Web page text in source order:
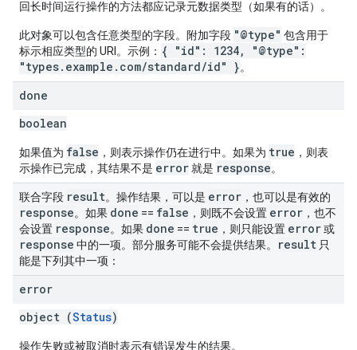
回长时间运行操作的方法都应记录元数据类型（如果有的话）。
此对象可以包含任意类型的字段。附加字段 "@type" 包含用于
标示相应类型的 URI。示例： { "id": 1234, "@type":
"types.example.com/standard/id" }。
done
boolean
如果值为 false ，则表示操作仍在进行中。如果为 true ，则表
示操作已完成，其结果不是 error就是 response。
联合字段 result。操作结果，可以是 error ，也可以是有效的
response。如果 done == false ，则既不会设置 error ，也不
会设置 response。如果 done == true ，则只能设置 error或
response 中的一项。部分服务可能不会提供结果。 result 只
能是下列其中一项：
error
object (Status)
操作失败或被取消时表示有错误发生的结果。